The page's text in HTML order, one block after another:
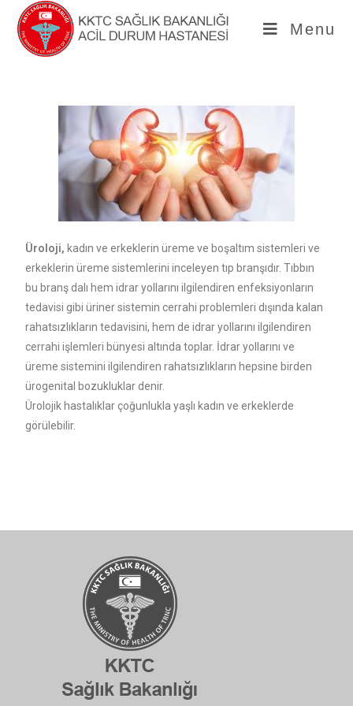
Menu
Üroloji, kadın ve erkeklerin üreme ve boşaltım sistemleri ve
erkeklerin üreme sistemlerini inceleyen tıp branşıdır. Tıbbın
bu branş dalı hem idrar yollarını ilgilendiren enfeksiyonların
tedavisi gibi üriner sistemin cerrahi problemleri dışında kalan
rahatsızlıkların tedavisini, hem de idrar yollarını ilgilendiren
cerrahi işlemleri bünyesi altında toplar. İdrar yollarını ve
üreme sistemini ilgilendiren rahatsızlıkların hepsine birden
ürogenital bozukluklar denir.
Ürolojik hastalıklar çoğunlukla yaşlı kadın ve erkeklerde
görülebilir.